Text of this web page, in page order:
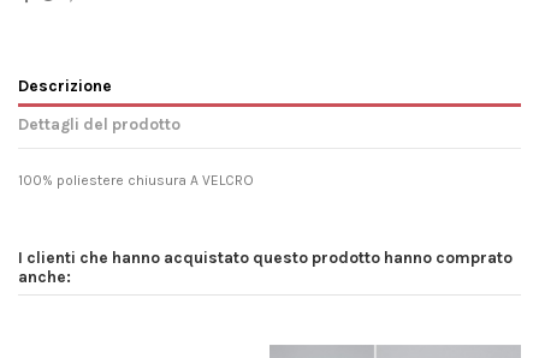
Descrizione
Dettagli del prodotto
100% poliestere chiusura A VELCRO
I clienti che hanno acquistato questo prodotto hanno comprato
anche: